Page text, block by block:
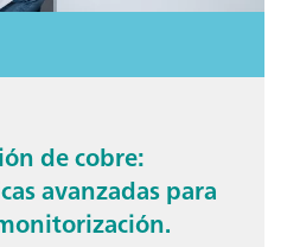
de cobre:
avanzadas para